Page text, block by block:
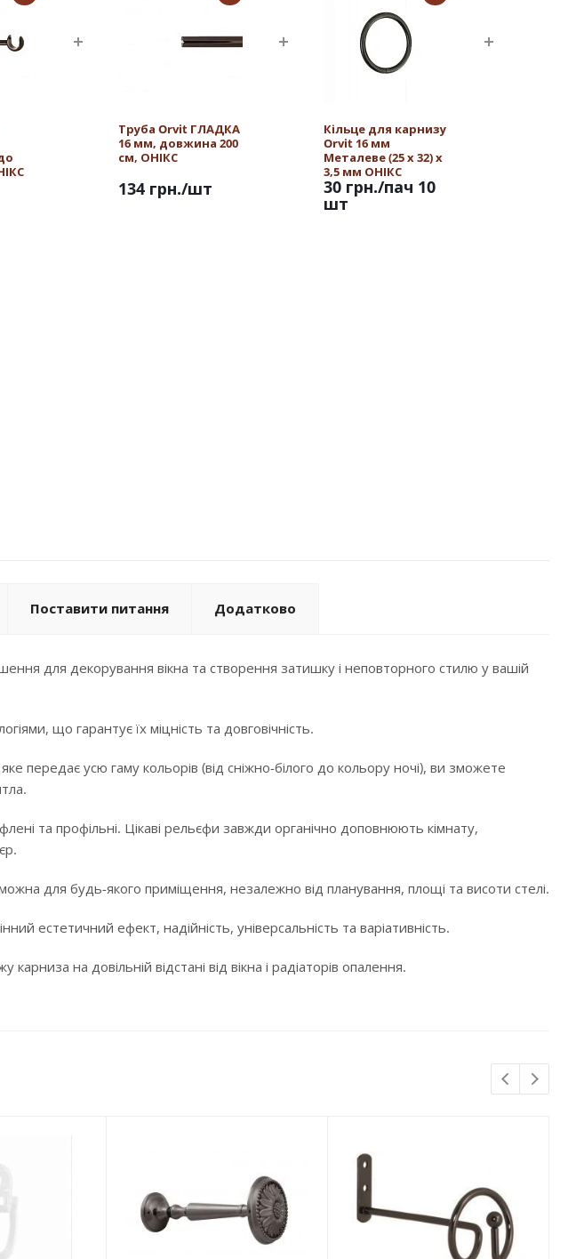
Труба Orvit ГЛАДКА
16 мм, довжина 200
см, ОНІКС
134 грн./шт
Кільце для карнизу
Orvit 16 мм
Металеве (25 х 32) х
3,5 мм ОНІКС
30 грн./пач 10
шт
Поставити питання Додатково
для декорування вікна та створення затишку і неповторного стилю у вашій
що гарантує їх міцність та довговічність.
передає усю гаму кольорів (від сніжно-білого до кольору ночі), ви зможете
та профільні. Цікаві рельєфи завжди органічно доповнюють кімнату,
для будь-якого приміщення, незалежно від планування, площі та висоти стелі.
естетичний ефект, надійність, універсальність та варіативність.
на довільній відстані від вікна і радіаторів опалення.